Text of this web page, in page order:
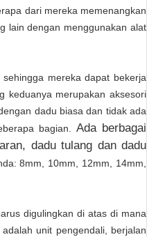
dari mereka memenangkan
lain dengan menggunakan alat
mereka dapat bekerja
keduanya merupakan aksesori
dadu biasa dan tidak ada
bagian. Ada berbagai
dadu tulang dan dadu
8mm, 10mm, 12mm, 14mm,
digulingkan di atas di mana
unit pengendali, berjalan